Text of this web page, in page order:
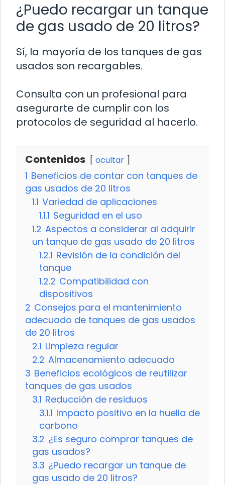
¿Puedo recargar un tanque
de gas usado de 20 litros?
Sí, la mayoría de los tanques de gas
usados son recargables.
Consulta con un profesional para
asegurarte de cumplir con los
protocolos de seguridad al hacerlo.
Contenidos ocultar
1 Beneficios de contar con tanques de
gas usados de 20 litros
1.1 Variedad de aplicaciones
1.1.1 Seguridad en el uso
1.2 Aspectos a considerar al adquirir
un tanque de gas usado de 20 litros
1.2.1 Revisión de la condición del
tanque
1.2.2 Compatibilidad con
dispositivos
2 Consejos para el mantenimiento
adecuado de tanques de gas usados
de 20 litros
2.1 Limpieza regular
2.2 Almacenamiento adecuado
3 Beneficios ecológicos de reutilizar
tanques de gas usados
3.1 Reducción de residuos
3.1.1 Impacto positivo en la huella de
carbono
3.2 ¿Es seguro comprar tanques de
gas usados?
3.3 ¿Puedo recargar un tanque de
gas usado de 20 litros?